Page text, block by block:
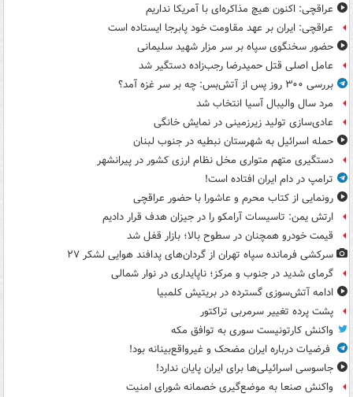
عراقچی: اکنون هیچ مذاکره‌ای با آمریکا نداریم
عراقچی: ایران بر عهد مقاومت خود پابرجا ایستاده است
حضور سخنگوی سپاه بر سر مزار شهید سلیمانی
عامل اصلی قتل حمیدرضا رجب‌زاده دستگیر شد
بررسی ۳۰۰ روز پس از آتش‌بس: چه بر سر غزه آمد؟
مرد سال والیبال آسیا انتخاب شد
عادی‌سازی تولید زیرزمینی در نمایش خانگی
حمله اسرائیل به شهرستان نبطیه در جنوب لبنان
دستگیری متهم متواری مخل نظام ارزی کشور در پیرانشهر
ترامپ در دام ایران افتاده است!
رونمایی از کتاب محرم و عاشورا با حضور عراقچی
ارتش یمن: تاسیسات آرامکو را در جیزان هدف قرار دادیم
قیمت خودرو همچنان در سطوح بالا؛ بازار قفل شد
سرکشی فرمانده سپاه تهران از گردان‌های پدافند هوایی لشکر ۲۷
گرمای شدید در جنوب و مرکز؛ ناپایداری در نوار شمالی
ادامه آتش‌سوزی گسترده در بریتیش کلمبیا
پشت پرده تغییر سرمربی تراکتور
واکنش کارتونیست سوری به توافق مکه
فرضیات درباره ایران مضحک و غیرواقع‌بینانه بود!
جاسوسی اسرائیلی‌ها برای ایران پایان ندارد!
واکنش صنعا به موضع‌گیری خصمانه شورای امنیت